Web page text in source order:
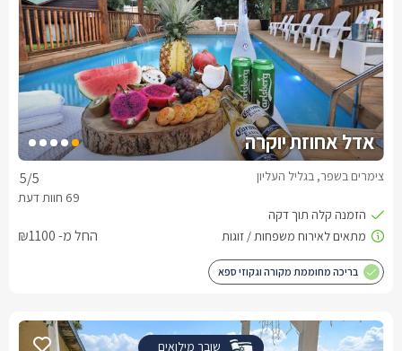
אדל אחוזת יוקרה
5/5 צימרים בשפר, בגליל העליון
החל מ- ₪1100
בריכה מחוממת מקורה וגקוזי ספא
שובר מילואים